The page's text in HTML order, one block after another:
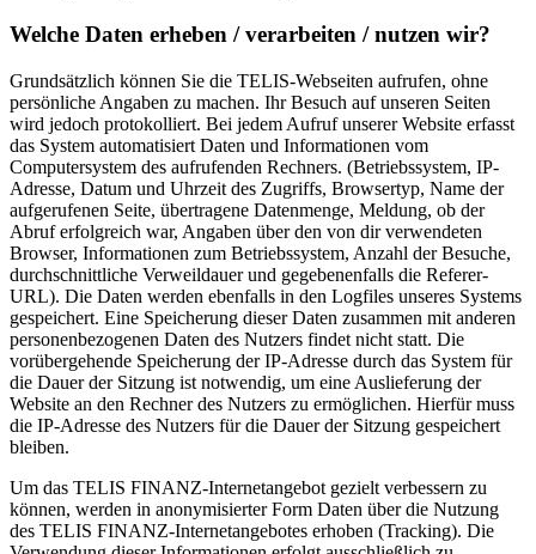
Welche Daten erheben / verarbeiten / nutzen wir?
Grundsätzlich können Sie die TELIS-Webseiten aufrufen, ohne
persönliche Angaben zu machen. Ihr Besuch auf unseren Seiten
wird jedoch protokolliert. Bei jedem Aufruf unserer Website erfasst
das System automatisiert Daten und Informationen vom
Computersystem des aufrufenden Rechners. (Betriebssystem, IP-
Adresse, Datum und Uhrzeit des Zugriffs, Browsertyp, Name der
aufgerufenen Seite, übertragene Datenmenge, Meldung, ob der
Abruf erfolgreich war, Angaben über den von dir verwendeten
Browser, Informationen zum Betriebssystem, Anzahl der Besuche,
durchschnittliche Verweildauer und gegebenenfalls die Referer-
URL). Die Daten werden ebenfalls in den Logfiles unseres Systems
gespeichert. Eine Speicherung dieser Daten zusammen mit anderen
personenbezogenen Daten des Nutzers findet nicht statt. Die
vorübergehende Speicherung der IP-Adresse durch das System für
die Dauer der Sitzung ist notwendig, um eine Auslieferung der
Website an den Rechner des Nutzers zu ermöglichen. Hierfür muss
die IP-Adresse des Nutzers für die Dauer der Sitzung gespeichert
bleiben.
Um das TELIS FINANZ-Internetangebot gezielt verbessern zu
können, werden in anonymisierter Form Daten über die Nutzung
des TELIS FINANZ-Internetangebotes erhoben (Tracking). Die